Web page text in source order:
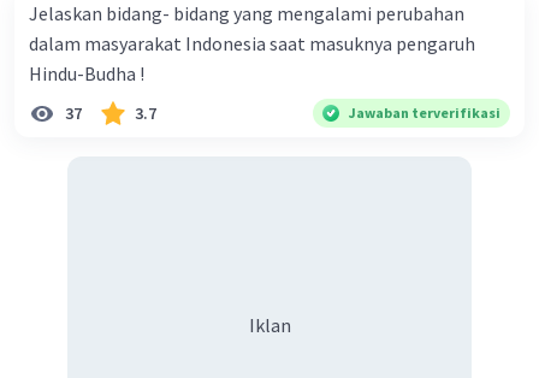
Jelaskan bidang- bidang yang mengalami perubahan
dalam masyarakat Indonesia saat masuknya pengaruh
Hindu-Budha !
37 3.7 Jawaban terverifikasi
Iklan